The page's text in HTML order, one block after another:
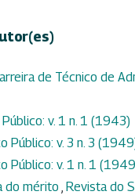
de Técnico de
v. 1 n. 1 (1943)
Público: v. 3 n. 3
Público: v. 1 n. 1
do mérito Revista do